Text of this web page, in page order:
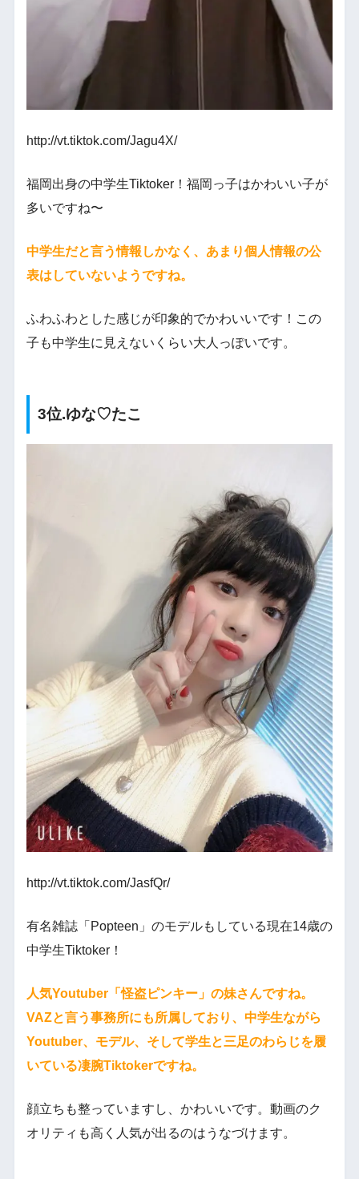
http://vt.tiktok.com/Jagu4X/
福岡出身の中学生Tiktoker！福岡っ子はかわいい子が
多いですね〜
中学生だと言う情報しかなく、あまり個人情報の公
表はしていないようですね。
ふわふわとした感じが印象的でかわいいです！この
子も中学生に見えないくらい大人っぽいです。
3位.ゆな♡たこ
http://vt.tiktok.com/JasfQr/
有名雑誌「Popteen」のモデルもしている現在14歳の
中学生Tiktoker！
人気Youtuber「怪盗ピンキー」の妹さんですね。
VAZと言う事務所にも所属しており、中学生ながら
Youtuber、モデル、そして学生と三足のわらじを履
いている凄腕Tiktokerですね。
顔立ちも整っていますし、かわいいです。動画のク
オリティも高く人気が出るのはうなづけます。